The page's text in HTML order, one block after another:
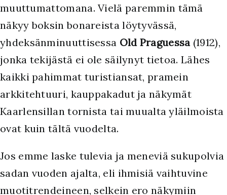
muuttumattomana. Vielä paremmin tämä
näkyy boksin bonareista löytyvässä,
yhdeksänminuuttisessa Old Praguessa(1912),
jonka tekijästä ei ole säilynyt tietoa. Lähes
kaikki pahimmat turistiansat, pramein
arkkitehtuuri, kauppakadut ja näkymät
Kaarlensillan tornista tai muualta yläilmoista
ovat kuin tältä vuodelta.
Jos emme laske tulevia ja meneviä sukupolvia
sadan vuoden ajalta, eli ihmisiä vaihtuvine
muotitrendeineen, selkein ero näkymiin